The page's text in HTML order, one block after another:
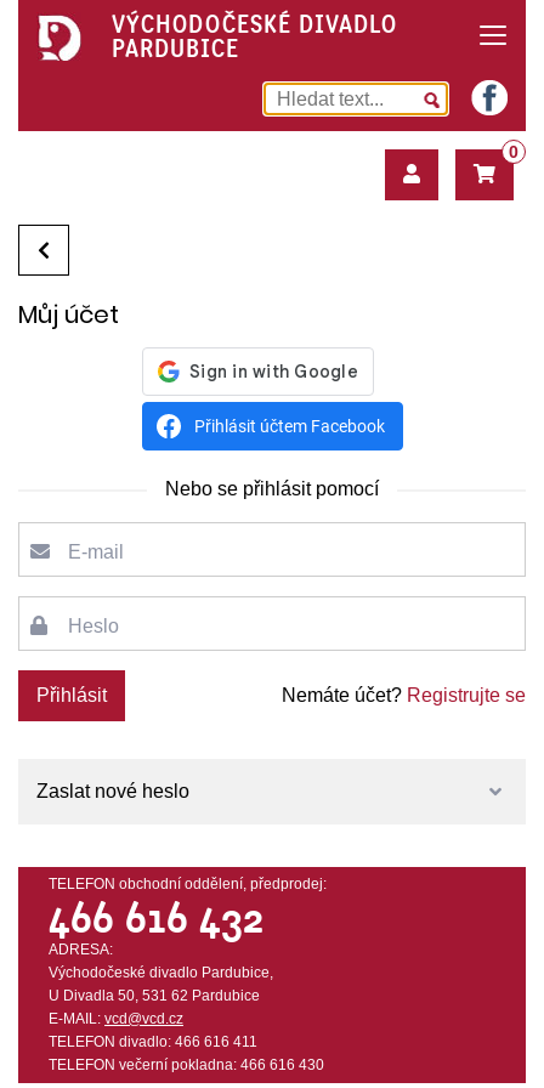
VÝCHODOČESKÉ DIVADLO
PARDUBICE
0
Můj účet
Přihlásit účtem Facebook
Nebo se přihlásit pomocí
E-mail
Heslo
Přihlásit Nemáte účet? Registrujte se
Zaslat nové heslo
TELEFON obchodní oddělení, předprodej:
466 616 432
ADRESA:
Východočeské divadlo Pardubice,
U Divadla 50, 531 62 Pardubice
E-MAIL: vcd@vcd.cz
TELEFON divadlo: 466 616 411
TELEFON večerní pokladna: 466 616 430